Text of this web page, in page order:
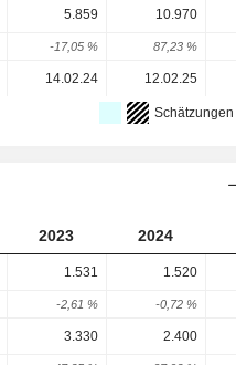
5.859 10.970
-17,05 % 87,23 %
14.02.24 12.02.25
Schätzungen
2023 2024
1.531 1.520
-2,61 % -0,72 %
3.330 2.400